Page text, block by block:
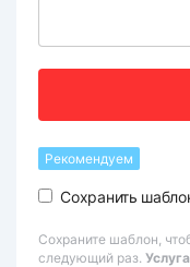
Рекомендуем
Сохранить
Сохраните шаблон,
следующий раз.